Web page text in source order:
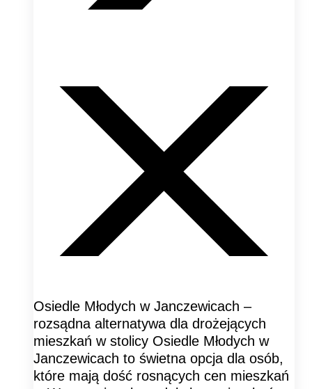
Osiedle Młodych w Janczewicach –
rozsądna alternatywa dla drożejących
mieszkań w stolicy Osiedle Młodych w
Janczewicach to świetna opcja dla osób,
które mają dość rosnących cen mieszkań